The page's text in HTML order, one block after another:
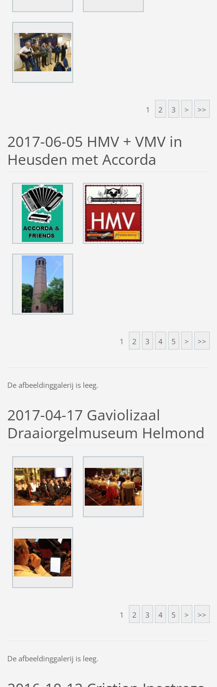
1 2 3 > >>
2017-06-05 HMV + VMV in
Heusden met Accorda
1 2 3 4 5 > >>
De afbeeldinggalerij is leeg.
2017-04-17 Gaviolizaal
Draaiorgelmuseum Helmond
1 2 3 4 5 > >>
De afbeeldinggalerij is leeg.